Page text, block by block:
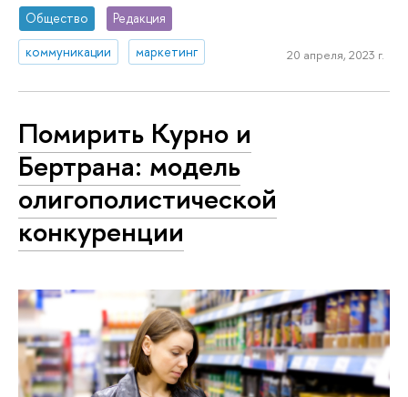
Общество
Редакция
коммуникации
маркетинг 20 апреля, 2023 г.
Помирить Курно и
Бертрана: модель
олигополистической
конкуренции